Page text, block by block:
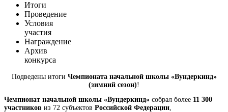
Итоги
Проведение
Условия
участия
Награждение
Архив
конкурса
Подведены итоги Чемпионата начальной школы «Вундеркинд»
(зимний сезон)!
Чемпионат начальной школы «Вундеркинд» собрал более 11 300
участников из 72 субъектов Российской Федерации,